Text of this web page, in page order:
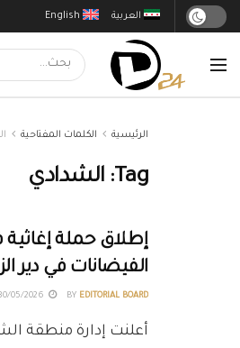
English العربية
الرئيسية الكلمات المفتاحية
Tag: الشدادي
إطلاق حملة
الفيضانات في دير
BY EDITORIAL BOARD
أعلنت إدارة منطقة